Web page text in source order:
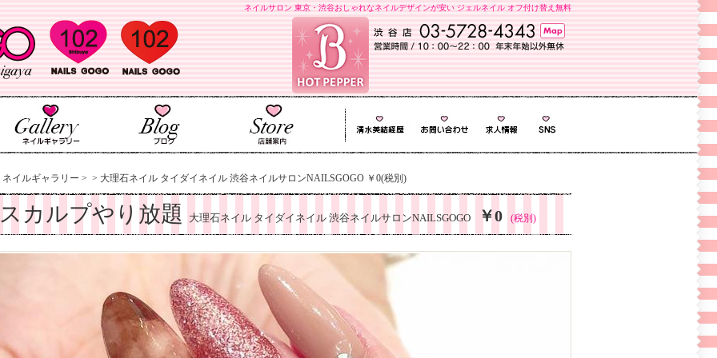
ネイルサロン 東京・渋谷おしゃれなネイルデザインが安い ジェルネイル オフ付け替え無料
ネイルギャラリー > > 大理石ネイル タイダイネイル 渋谷ネイルサロンNAILSGOGO ￥0(税別)
カルプやり放題 大理石ネイル タイダイネイル 渋谷ネイルサロンNAILSGOGO ￥0 (税別)